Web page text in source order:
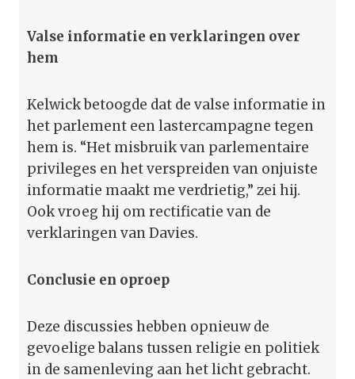
Valse informatie en verklaringen over
hem
Kelwick betoogde dat de valse informatie in
het parlement een lastercampagne tegen
hem is. “Het misbruik van parlementaire
privileges en het verspreiden van onjuiste
informatie maakt me verdrietig,” zei hij.
Ook vroeg hij om rectificatie van de
verklaringen van Davies.
Conclusie en oproep
Deze discussies hebben opnieuw de
gevoelige balans tussen religie en politiek
in de samenleving aan het licht gebracht.